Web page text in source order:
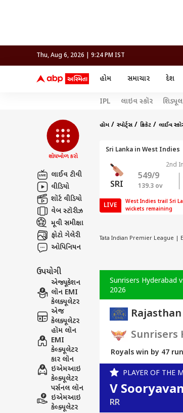
Thu, Aug 6, 2026 | 9:24 PM IST
હોમ સમાચાર
વડોદરા
જામનગર
અમદાવાદ
રાજનીતિ
દેશ
વડોદરા
જામનગર
બોલિવૂડ
IPL લાઇવ સ્કૉર શિડ્યૂલ
શોધખોળ કરો
લાઈવ ટીવી
વીડિયો
શૉર્ટ વીડિયો
વેબ સ્ટૉરીઝ
મૂવી સમીક્ષા
ફોટો ગેલેરી
ઓપિનિયન
ઉપયોગી
એજ્યૂકેશન
લૉન EMI
કેલક્યૂલેટર
એજ
કેલક્યૂલેટર
હૉમ લૉન
EMI
કેલ્ક્યૂલેટર
કાર લૉન
ઇએમઆઇ
કેલ્ક્યૂલેટર
પર્સનલ લૉન
ઇએમઆઇ
કેલ્ક્યૂલેટર
હોમ સ્પોર્ટ્સ ક્રિકેટ લાઈવ
Sri Lanka in West Indies
SRI
2nd
549/9
139.3 ov
LIVE
West Indies trail Sri
wickets remaining
Tata Indian Premier League |
Sunrisers Hyderabad
2026
Sunrisers
Rajasthan Royals win by 47 runs
PLAYER OF THE
V
RR